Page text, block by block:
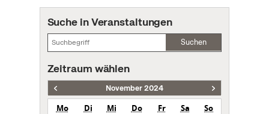
Suche in Veranstaltungen
Suchen
Zeitraum wählen
November 2024
Mo Di Mi Do Fr Sa
So